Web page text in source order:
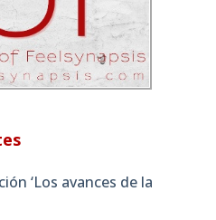
‘Los avances de la